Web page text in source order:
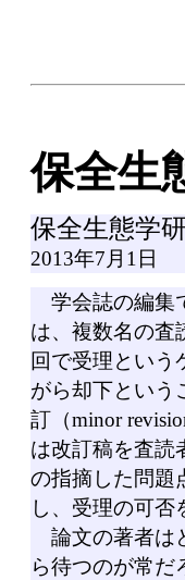
保全生
保全生態学
2013年7月1日
学会誌の編集
は、複数名の査
回で受理という
がら却下という
訂（minor
は改訂稿を査読
の指摘した問題
し、受理の可否
論文の著者は
ら待つのが常だ